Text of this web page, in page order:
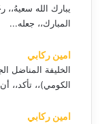
يبارك الله سعيهُ،،
المبارك،، جعله...
امين ركابي
الخليفة المناضل
الكومي)،، تأكد،،
امين ركابي